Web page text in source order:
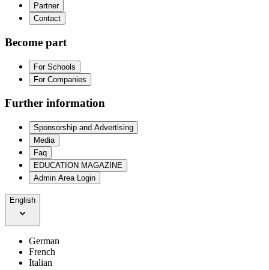
Partner
Contact
Become part
For Schools
For Companies
Further information
Sponsorship and Advertising
Media
Faq
EDUCATION MAGAZINE
Admin Area Login
English
German
French
Italian